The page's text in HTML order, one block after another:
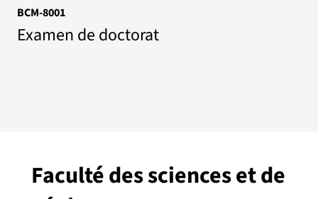
BCM-8001
Examen de doctorat
Faculté des sciences et de